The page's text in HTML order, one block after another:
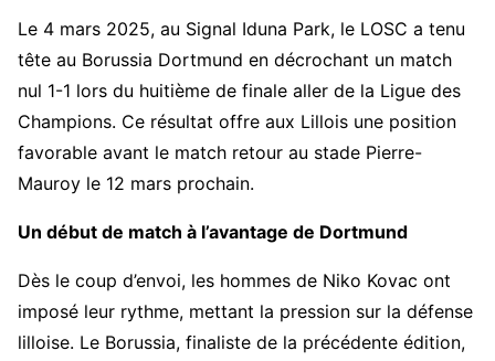
Le 4 mars 2025, au Signal Iduna Park, le LOSC a tenu
tête au Borussia Dortmund en décrochant un match
nul 1-1 lors du huitième de finale aller de la Ligue des
Champions. Ce résultat offre aux Lillois une position
favorable avant le match retour au stade Pierre-
Mauroy le 12 mars prochain.
Un début de match à l’avantage de Dortmund
Dès le coup d’envoi, les hommes de Niko Kovac ont
imposé leur rythme, mettant la pression sur la défense
lilloise. Le Borussia, finaliste de la précédente édition,